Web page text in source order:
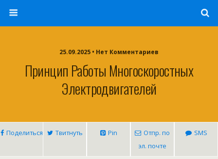
25.09.2025 • Нет Комментариев
Принцип Работы Многоскоростных
Электродвигателей
Поделиться Твитнуть Pin
Отпр. по
эл. почте
SMS